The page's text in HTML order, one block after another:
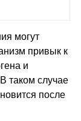
могут
привык к
и
таком случае
после